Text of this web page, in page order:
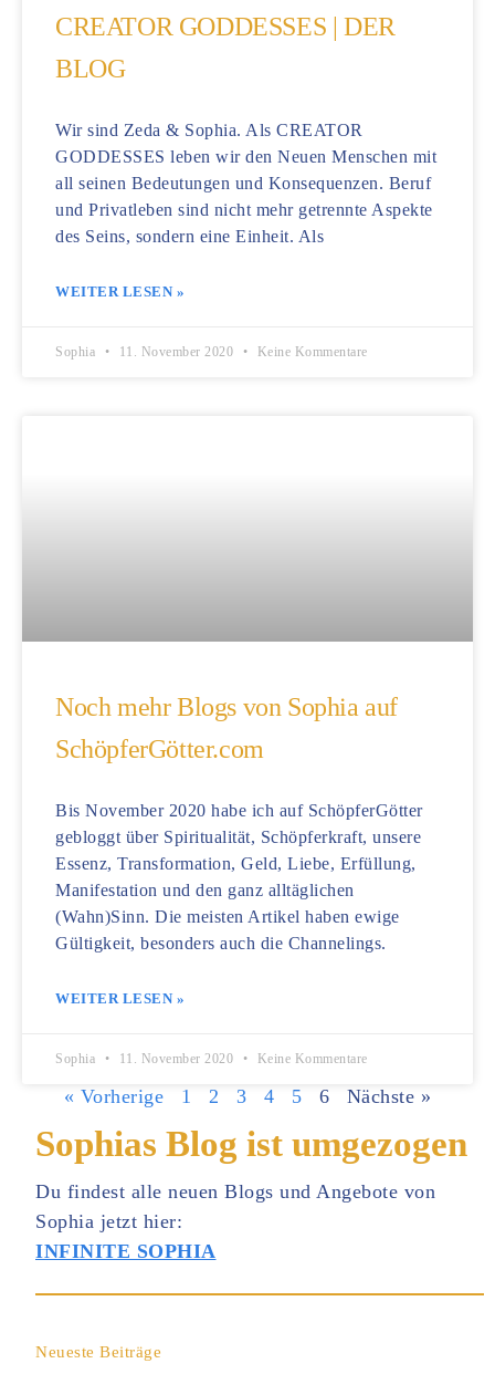
CREATOR GODDESSES | DER
BLOG
Wir sind Zeda & Sophia. Als CREATOR
GODDESSES leben wir den Neuen Menschen mit
all seinen Bedeutungen und Konsequenzen. Beruf
und Privatleben sind nicht mehr getrennte Aspekte
des Seins, sondern eine Einheit. Als
WEITER LESEN »
Sophia 11. November 2020 Keine Kommentare
Noch mehr Blogs von Sophia auf
SchöpferGötter.com
Bis November 2020 habe ich auf SchöpferGötter
gebloggt über Spiritualität, Schöpferkraft, unsere
Essenz, Transformation, Geld, Liebe, Erfüllung,
Manifestation und den ganz alltäglichen
(Wahn)Sinn. Die meisten Artikel haben ewige
Gültigkeit, besonders auch die Channelings.
WEITER LESEN »
Sophia 11. November 2020 Keine Kommentare
« Vorherige 1 2 3 4 5 6 Nächste »
Sophias Blog ist umgezogen
Du findest alle neuen Blogs und Angebote von
Sophia jetzt hier:
INFINITE SOPHIA
Neueste Beiträge